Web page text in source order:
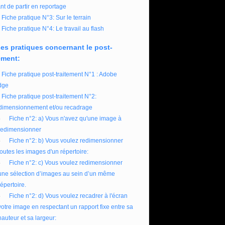
de partir en reportage
Fiche pratique N°3: Sur le terrain
Fiche pratique N°4: Le travail au flash
pratiques concernant le post-
Fiche pratique post-traitement N°1 : Adobe
Fiche pratique post-traitement N°2:
et/ou recadrage
Fiche n°2: a) Vous n'avez qu'une image à
Fiche n°2: b) Vous voulez redimensionner
les images d'un répertoire:
Fiche n°2: c) Vous voulez redimensionner
sélection d’images au sein d’un même
Fiche n°2: d) Vous voulez recadrer à l'écran
image en respectant un rapport fixe entre sa
et sa largeur: